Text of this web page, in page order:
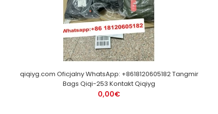
qiqiyg.com Oficjalny WhatsApp: +8618120605182 Tangmir
Bags Qiqi-253 Kontakt Qiqiyg
0,00€